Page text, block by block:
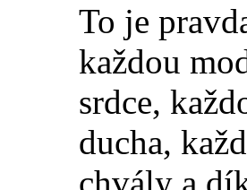
To je
každou
srdce,
ducha,